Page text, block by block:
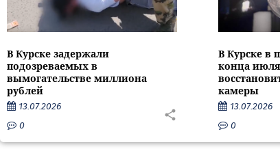
В Курске задержали
подозреваемых в
вымогательстве миллиона
рублей
13.07.2026
0
В Курске в
конца
камеры
13.07.2026
0